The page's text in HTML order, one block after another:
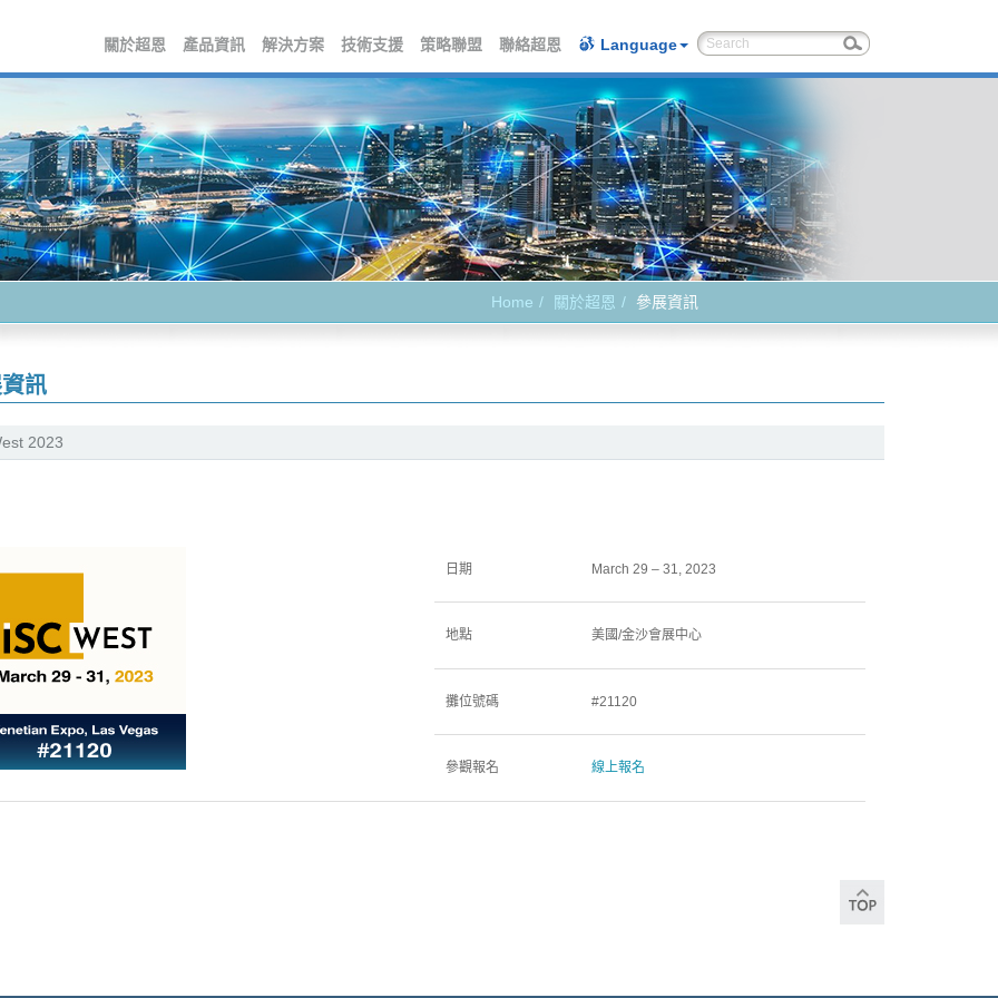
關於超恩 產品資訊 解決方案 技術支援 策略聯盟 聯絡超恩 Language
Home 關於超恩 參展資訊
訊
2023
日期 March 29 – 31, 2023
地點 美國/金沙會展中心
攤位號碼 #21120
參觀報名 線上報名